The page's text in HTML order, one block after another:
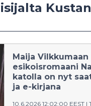
Maija Vilkkumaan
esikoisromaani
katolla on nyt
ja e-kirjana
10.6.2026 12:02:00 EEST |